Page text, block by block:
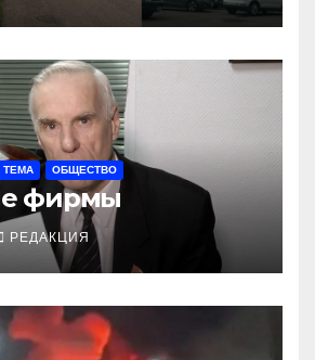
ОБЩЕСТВО
фирмы
РЕДАКЦИЯ